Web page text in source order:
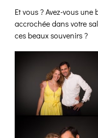
Et vous ? Avez-vous
accrochée dans votre
ces beaux souvenirs ?